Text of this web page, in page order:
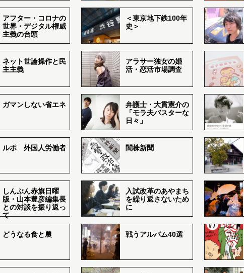
アフター・コロナの
世界・デジタル権威
主義の台頭
＜東京地下鉄100年
史＞
ネット世論操作と民
主主義
アラサー独女の婚
活・恋活市場調査
ガマンしない省エネ
弁護士・大貫憲介の
「モラ夫バスターな
日々」
ルポ 外国人労働者 闇株新聞
しんぶん赤旗日曜
版・山本豊彦編集長
との対談を振り返っ
て
入試改革のあやまち
を繰り返さないため
に
どうなる食と農 戦うアルバム40選